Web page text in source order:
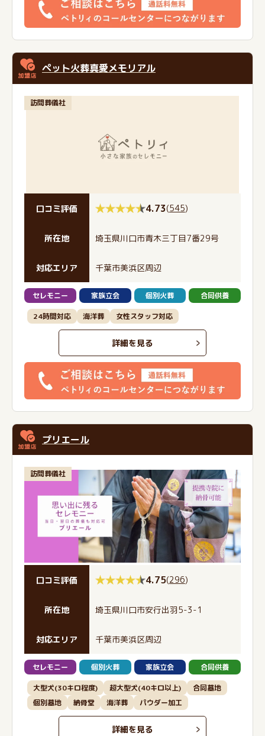
ペット火葬真愛メモリアル
訪問葬儀社
口コミ評価 4.73(545)
所在地 埼玉県川口市青木三丁目7番29号
対応エリア 千葉市美浜区周辺
セレモニー 家族立会 個別火葬 合同供養
24時間対応 海洋葬 女性スタッフ対応
詳細を見る
プリエール
訪問葬儀社
口コミ評価 4.75(296)
所在地 埼玉県川口市安行出羽5-3-1
対応エリア 千葉市美浜区周辺
セレモニー 個別火葬 家族立会 合同供養
大型犬(30キロ程度) 超大型犬(40キロ以上)
合同墓地
個別墓地
納骨堂 海洋葬 パウダー加工
詳細を見る